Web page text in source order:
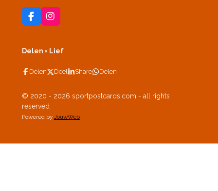
F
a
e
b
o
I
n
t
a
r
Delen = Lief
Delen Deel Share Delen
© 2020 - 2026 sportpostcards.com - all rights
reserved
Powered by JouwWeb